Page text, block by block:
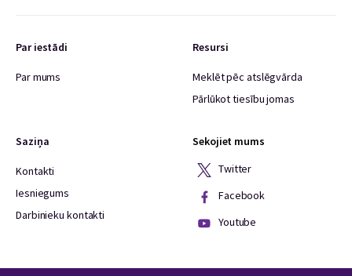
Par iestādi
Par mums
Resursi
Meklēt pēc atslēgvārda
Pārlūkot tiesību jomas
Saziņa
Kontakti
Iesniegums
Darbinieku kontakti
Sekojiet mums
Twitter
Facebook
Youtube